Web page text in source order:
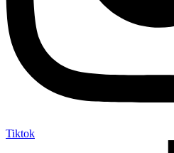
Tiktok